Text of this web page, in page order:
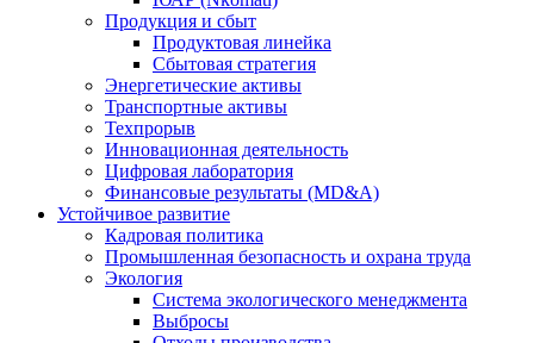
Продукция и сбыт
Продуктовая линейка
Сбытовая стратегия
Энергетические активы
Транспортные активы
Техпрорыв
Инновационная деятельность
Цифровая лаборатория
Финансовые результаты (MD&A)
Устойчивое развитие
Кадровая политика
Промышленная безопасность и охрана труда
Экология
Система экологического менеджмента
Выбросы